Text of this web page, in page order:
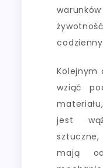
Kolejnym
wziąć
jest
mają